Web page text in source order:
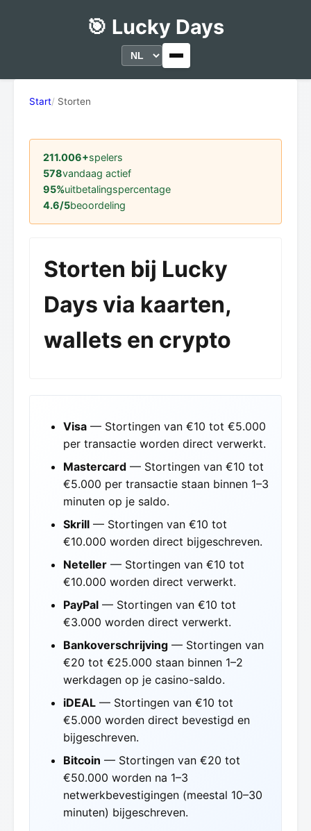
🎯 Lucky Days
Start Storten
211.006+spelers
578vandaag actief
95%uitbetalingspercentage
4.6/5beoordeling
Storten bij Lucky
Days via kaarten,
wallets en crypto
Visa — Stortingen van €10 tot €5.000
per transactie worden direct verwerkt.
Mastercard — Stortingen van €10 tot
€5.000 per transactie staan binnen 1–3
minuten op je saldo.
Skrill — Stortingen van €10 tot
€10.000 worden direct bijgeschreven.
Neteller — Stortingen van €10 tot
€10.000 worden direct verwerkt.
PayPal — Stortingen van €10 tot
€3.000 worden direct verwerkt.
Bankoverschrijving — Stortingen van
€20 tot €25.000 staan binnen 1–2
werkdagen op je casino-saldo.
iDEAL — Stortingen van €10 tot
€5.000 worden direct bevestigd en
bijgeschreven.
Bitcoin — Stortingen van €20 tot
€50.000 worden na 1–3
netwerkbevestigingen (meestal 10–30
minuten) bijgeschreven.